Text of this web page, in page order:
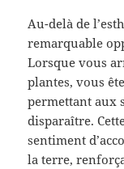
Au-delà de
remarquable
Lorsque vous
plantes, vous
permettant aux
disparaître.
sentiment
la terre,